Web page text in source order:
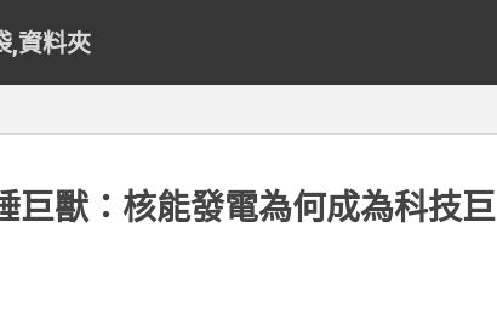
,資料夾
巨獸：核能發電為何成為科技巨